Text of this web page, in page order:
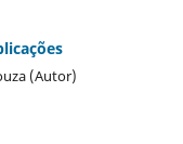
(Autor)